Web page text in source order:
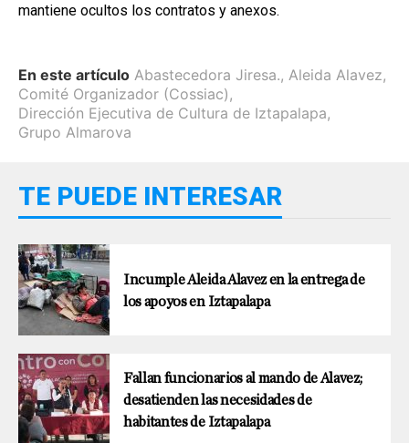
mantiene ocultos los contratos y anexos.
En este artículo Abastecedora Jiresa., Aleida Alavez,
Comité Organizador (Cossiac) ,
Dirección Ejecutiva de Cultura de Iztapalapa,
Grupo Almarova
TE PUEDE INTERESAR
Incumple Aleida Alavez en la entrega de
los apoyos en Iztapalapa
Fallan funcionarios al mando de Alavez;
desatienden las necesidades de
habitantes de Iztapalapa